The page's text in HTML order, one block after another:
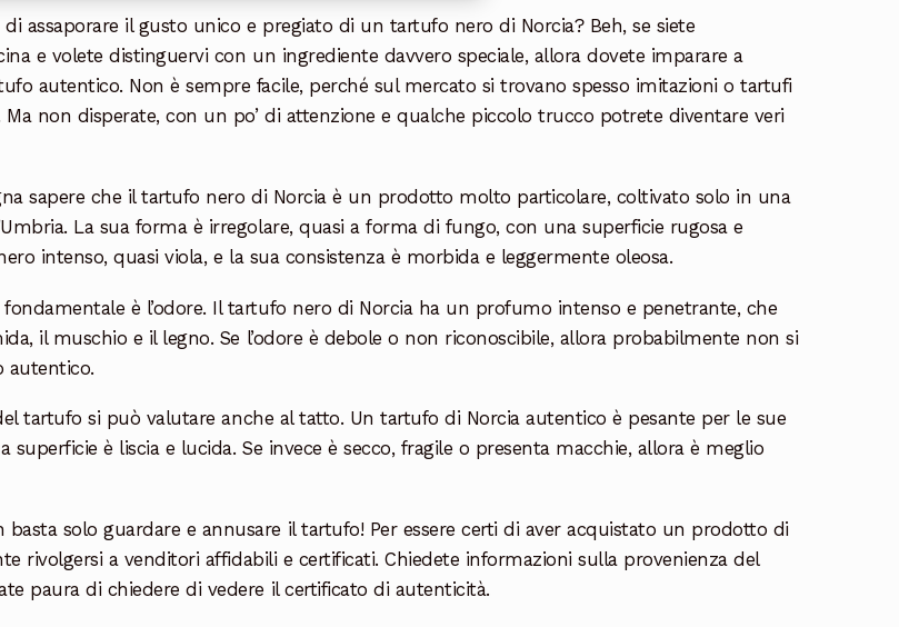
assaporare il gusto unico e pregiato di un tartufo nero di Norcia? Beh, se siete
e volete distinguervi con un ingrediente davvero speciale, allora dovete imparare a
autentico. Non è sempre facile, perché sul mercato si trovano spesso imitazioni o tartufi
non disperate, con un po’ di attenzione e qualche piccolo trucco potrete diventare veri
sapere che il tartufo nero di Norcia è un prodotto molto particolare, coltivato solo in una
La sua forma è irregolare, quasi a forma di fungo, con una superficie rugosa e
intenso, quasi viola, e la sua consistenza è morbida e leggermente oleosa.
è l’odore. Il tartufo nero di Norcia ha un profumo intenso e penetrante, che
il muschio e il legno. Se l’odore è debole o non riconoscibile, allora probabilmente non si
autentico.
tartufo si può valutare anche al tatto. Un tartufo di Norcia autentico è pesante per le sue
superficie è liscia e lucida. Se invece è secco, fragile o presenta macchie, allora è meglio
basta solo guardare e annusare il tartufo! Per essere certi di aver acquistato un prodotto di
rivolgersi a venditori affidabili e certificati. Chiedete informazioni sulla provenienza del
paura di chiedere di vedere il certificato di autenticità.